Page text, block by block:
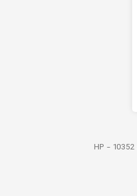
HP - 10352